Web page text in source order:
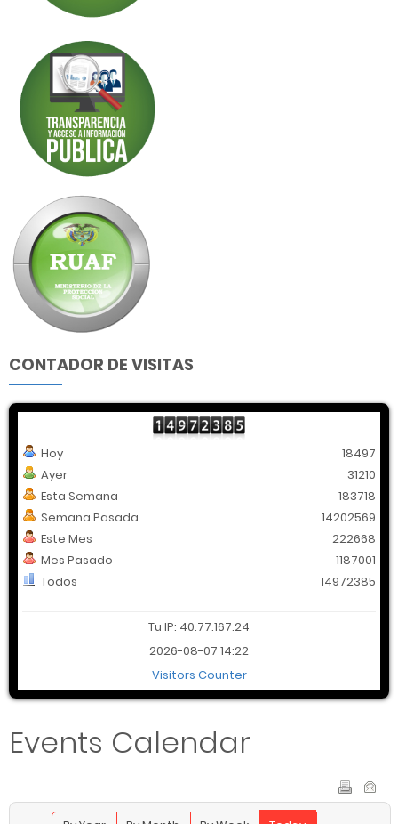
CONTADOR DE VISITAS
Hoy
Ayer
Esta Semana
Semana Pasada
Este Mes
Mes Pasado
Todos
18497
31210
183718
14202569
222668
1187001
14972385
Tu IP: 40.77.167.24
2026-08-07 14:22
Visitors Counter
Events Calendar